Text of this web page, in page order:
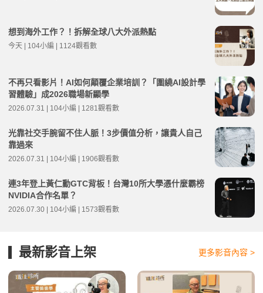
想到海外工作？！拆解全球八大外派熱點
今天 | 104小編 | 1124觀看數
不再只看影片！AI如何顛覆企業培訓？「圍繞AI設計學
習體驗」成2026職場新顯學
2026.07.31 | 104小編 | 1281觀看數
光靠社交手腕留不住人脈！3步價值分析，讓貴人自己
靠過來
2026.07.31 | 104小編 | 1906觀看數
連3年登上黃仁勳GTC背板！台灣10所大學憑什麼霸榜
NVIDIA合作名單？
2026.07.30 | 104小編 | 1573觀看數
最新影音上架 更多影音內容 >